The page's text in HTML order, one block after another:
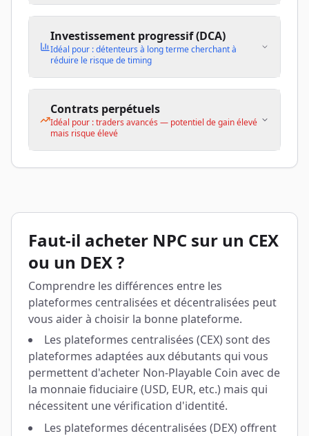
Investissement progressif (DCA)
Idéal pour : détenteurs à long terme cherchant à
réduire le risque de timing
Contrats perpétuels
Idéal pour : traders avancés — potentiel de gain élevé
mais risque élevé
Faut-il acheter NPC sur un CEX
ou un DEX ?
Comprendre les différences entre les
plateformes centralisées et décentralisées peut
vous aider à choisir la bonne plateforme.
Les plateformes centralisées (CEX) sont des
plateformes adaptées aux débutants qui vous
permettent d'acheter Non-Playable Coin avec de
la monnaie fiduciaire (USD, EUR, etc.) mais qui
nécessitent une vérification d'identité.
Les plateformes décentralisées (DEX) offrent